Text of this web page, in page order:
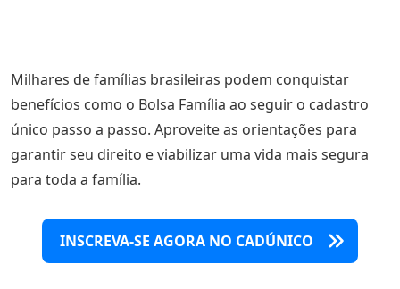
Milhares de famílias brasileiras podem conquistar
benefícios como o Bolsa Família ao seguir o cadastro
único passo a passo. Aproveite as orientações para
garantir seu direito e viabilizar uma vida mais segura
para toda a família.
INSCREVA-SE AGORA NO CADÚNICO